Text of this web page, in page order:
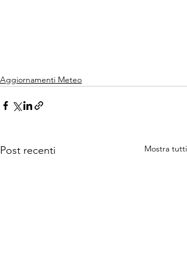
Aggiornamenti Meteo
Post recenti Mostra tutti